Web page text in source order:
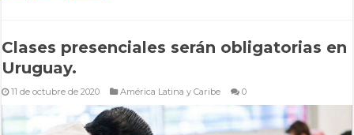
Clases presenciales serán obligatorias en
Uruguay.
11 de octubre de 2020 América Latina y Caribe 0